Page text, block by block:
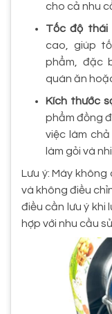
cho cả nhu
Tốc độ thái
cao, giúp
phẩm, đặc
quán ăn
Kích thước
phẩm đồng
việc làm
làm gỏi và
Lưu ý: Máy
và không điều
điều cần lưu ý khi
hợp với nhu cầu